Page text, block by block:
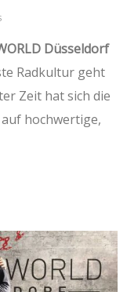
Düsseldorf
Radkultur geht
Zeit hat sich die
hochwertige,